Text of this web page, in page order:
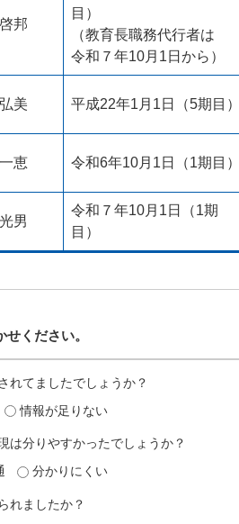
邦
目）
（教育長職務代行者は
令和７年10月1日から）
美 平成22年1月1日（5期目）
恵 令和6年10月1日（1期目）
男
令和７年10月1日（1期
目）
ください。
れてましたでしょうか？
情報が足りない
は分りやすかったでしょうか？
分かりにくい
れましたか？